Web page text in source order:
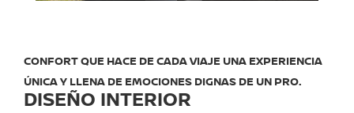
CONFORT QUE HACE DE CADA VIAJE UNA EXPERIENCIA
ÚNICA Y LLENA DE EMOCIONES DIGNAS DE UN PRO.
DISEÑO INTERIOR